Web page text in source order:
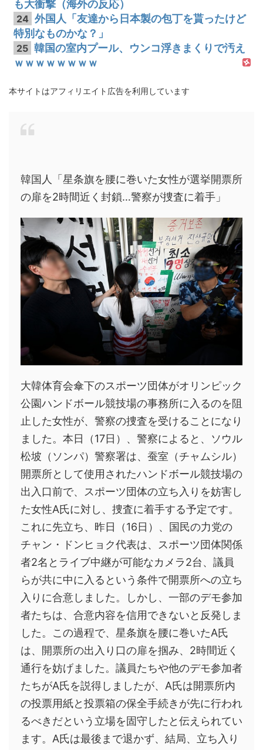
も大衝撃（海外の反応）
24 外国人「友達から日本製の包丁を貰ったけど
特別なものかな？」
25 韓国の室内プール、ウンコ浮きまくりで汚え
ｗｗｗｗｗｗｗｗ
本サイトはアフィリエイト広告を利用しています
韓国人「星条旗を腰に巻いた女性が選挙開票所
の扉を2時間近く封鎖…警察が捜査に着手」
大韓体育会傘下のスポーツ団体がオリンピック
公園ハンドボール競技場の事務所に入るのを阻
止した女性が、警察の捜査を受けることになり
ました。本日（17日）、警察によると、ソウル
松坡（ソンパ）警察署は、蚕室（チャムシル）
開票所として使用されたハンドボール競技場の
出入口前で、スポーツ団体の立ち入りを妨害し
た女性A氏に対し、捜査に着手する予定です。
これに先立ち、昨日（16日）、国民の力党の
チャン・ドンヒョク代表は、スポーツ団体関係
者2名とライブ中継が可能なカメラ2台、議員
らが共に中に入るという条件で開票所への立ち
入りに合意しました。しかし、一部のデモ参加
者たちは、合意内容を信用できないと反発しま
した。この過程で、星条旗を腰に巻いたA氏
は、開票所の出入り口の扉を掴み、2時間近く
通行を妨げました。議員たちや他のデモ参加者
たちがA氏を説得しましたが、A氏は開票所内
の投票用紙と投票箱の保全手続きが先に行われ
るべきだという立場を固守したと伝えられてい
ます。A氏は最後まで退かず、結局、立ち入り